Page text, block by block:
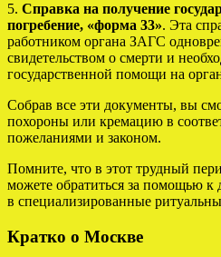
5. Справка на получение
погребение, «форма 33». Эта
работником органа ЗАГС
свидетельством о смерти и
государственной помощи на
Собрав все эти документы, вы
похороны или кремацию в
пожеланиями и законом.
Помните, что в этот трудный
можете обратиться за помощью к
в специализированные
Кратко о Москве